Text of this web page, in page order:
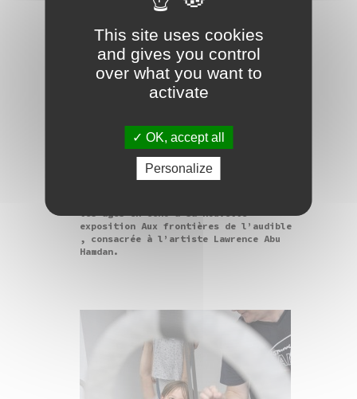
Les visites-ateliers
pendant les vacances de
exposition Aux frontières de l’audible
, consacrée à l’artiste Lawrence Abu
Hamdan.
This site uses cookies
and gives you control
over what you want to
activate
OK, accept all
Personalize